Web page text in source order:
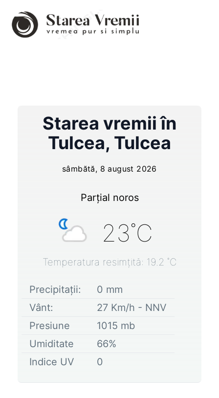
Starea vremii în
Tulcea, Tulcea
sâmbătă, 8 august 2026
Parțial noros
23˚C
Temperatura resimțită: 19.2 ˚C
Precipitații: 0 mm
Vânt:
27 Km/h - NNV
Presiune
1015 mb
Umiditate
66%
Indice UV
0